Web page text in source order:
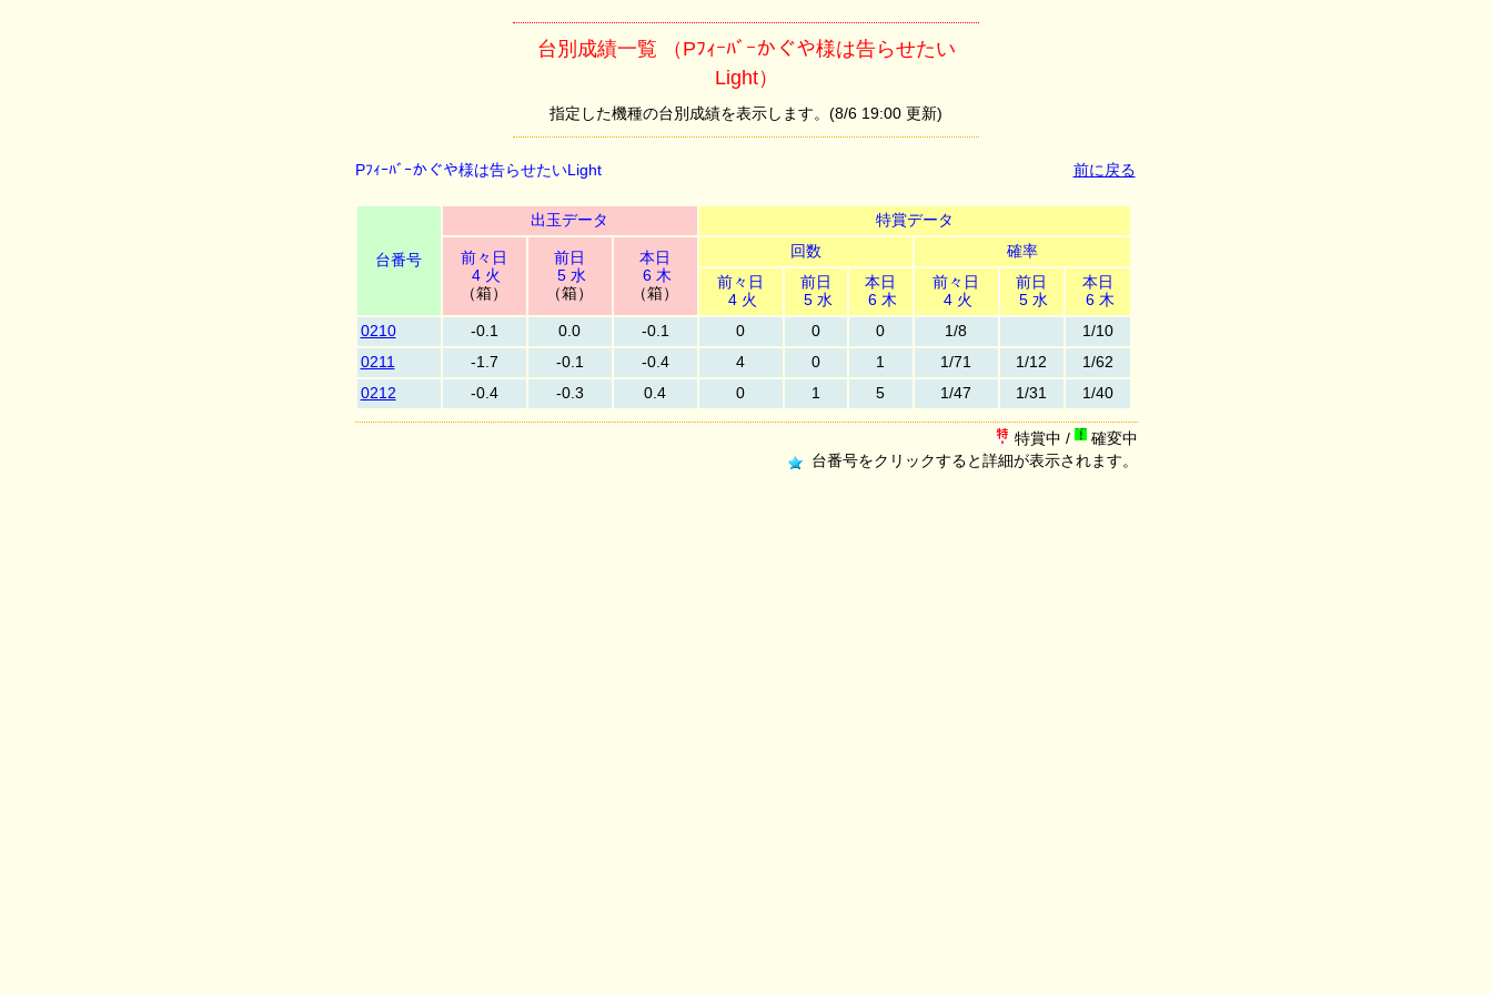
台別成績一覧 （Pﾌｨｰﾊﾞｰかぐや様は告らせたい
Light）
指定した機種の台別成績を表示します。(8/6 19:00 更新)
Pﾌｨｰﾊﾞｰかぐや様は告らせたいLight 前に戻る
台番号
出玉データ 特賞データ
前々日
4 火
（箱）
前日
5 水
（箱）
本日
6 木
（箱）
回数
確率
前々日
4 火
前日
5 水
本日
6 木
前々日
4 火
前日
5 水
本日
6 木
0210
-0.1 0.0 -0.1 0 0 0 1/8
1/10
0211
-1.7 -0.1 -0.4 4 0 1 1/71 1/12
1/62
0212
-0.4 -0.3 0.4 0 1 5 1/47 1/31 1/40
特賞中 /
確変中
台番号をクリックすると詳細が表示されます。